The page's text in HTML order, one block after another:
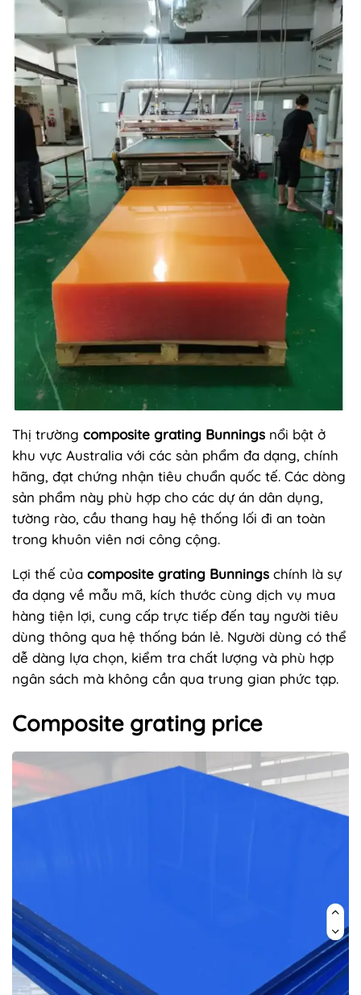
Thị trường composite grating Bunnings nổi bật ở
khu vực Australia với các sản phẩm đa dạng, chính
hãng, đạt chứng nhận tiêu chuẩn quốc tế. Các dòng
sản phẩm này phù hợp cho các dự án dân dụng,
tường rào, cầu thang hay hệ thống lối đi an toàn
trong khuôn viên nơi công cộng.
Lợi thế của composite grating Bunnings chính là sự
đa dạng về mẫu mã, kích thước cùng dịch vụ mua
hàng tiện lợi, cung cấp trực tiếp đến tay người tiêu
dùng thông qua hệ thống bán lẻ. Người dùng có thể
dễ dàng lựa chọn, kiểm tra chất lượng và phù hợp
ngân sách mà không cần qua trung gian phức tạp.
Composite grating price